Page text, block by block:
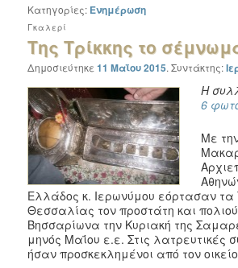
Κατηγορίες: Ενημέρωση
Της Τρίκκης το
Γκαλερί
Δημοσιεύτηκε11 Μαΐου 2015.Συντάκτης:
Η
6
Με
Ελλάδος κ. Ιερωνύμου εόρτασαν τα
Θεσσαλίας τον προστάτη και
Βησσαρίωνα την Κυριακή της
μηνός Μαΐου ε.ε. Στις λατρευτικές
ήσαν προσκεκλημένοι από τον